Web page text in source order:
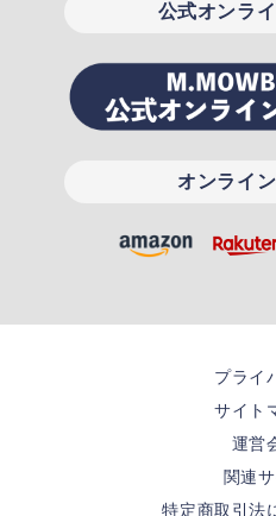
公式オンラ
オンライ
プライ
サイト
運営
関連
特定商取引法